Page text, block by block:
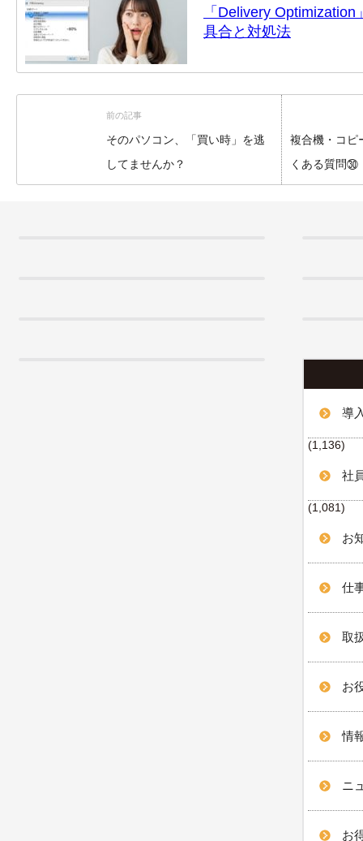
「Delivery
具合と対処法
前の記事
そのパソコン、「買い時」を逃
してませんか？
複合機・コピ
くある質問㉚
導
(1,136)
社
(1,081)
お
仕
取
お
情
ニ
お